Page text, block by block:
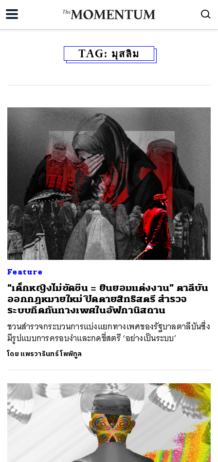
TAG: มุสลิม
Feature
“เด็กหญิงไม่ขัดขืน = ยินยอมแต่งงาน” ตาลีบัน
ออกกฎหมายใหม่ ปิดตายสิทธิสตรี สำรวจ
ระบบกีดกันทางเพศในอัฟกานิสถาน
ชวนสำรวจกระบวนการแบ่งแยกทางเพศของรัฐบาลตาลีบันซึ่ง
มีรูปแบบการครอบงำและกดขี่สตรี ‘อย่างเป็นระบบ’
โดย แพรวารินทร์ โพพิทูล